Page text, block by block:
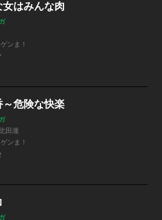
女はみんな肉
ンま！
～危険な快楽
田瀧
ンま！